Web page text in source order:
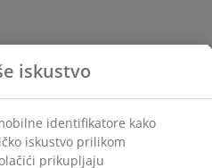
iskustvo
identifikatore kako
iskustvo prilikom
prikupljaju